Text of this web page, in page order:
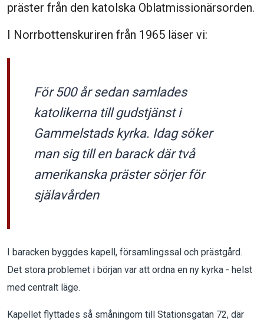
präster från den katolska Oblatmissionärsorden.
I Norrbottenskuriren från 1965 läser vi:
För 500 år sedan samlades
katolikerna till gudstjänst i
Gammelstads kyrka. Idag söker
man sig till en barack där två
amerikanska präster sörjer för
själavården
I baracken byggdes kapell, församlingssal och prästgård.
Det stora problemet i början var att ordna en ny kyrka - helst
med centralt läge.
Kapellet flyttades så småningom till Stationsgatan 72, där